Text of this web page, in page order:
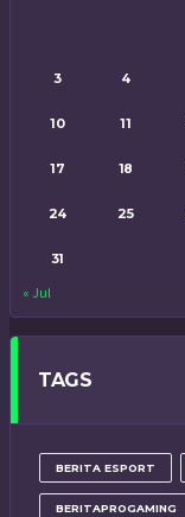
3 4
10 11
17 18
24 25
31
« Jul
TAGS
BERITA ESPORT
BERITAPROGAMING